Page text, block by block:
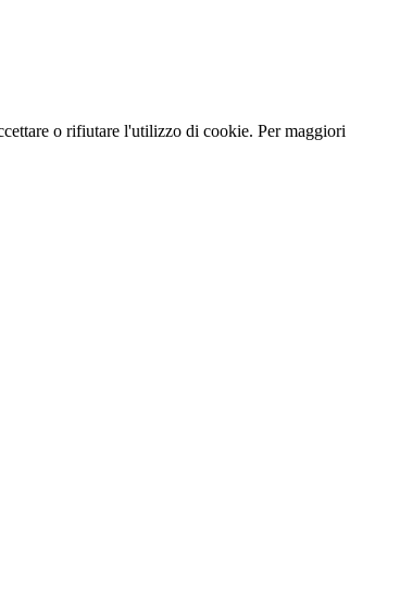
o rifiutare l'utilizzo di cookie. Per maggiori